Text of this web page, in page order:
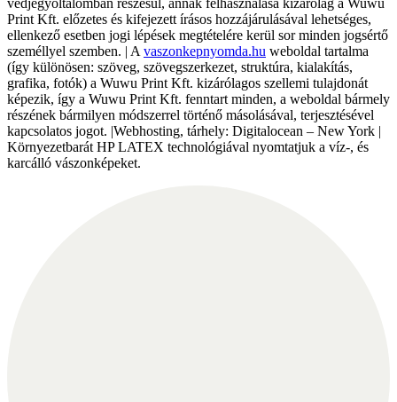
védjegyoltalomban részesül, annak felhasználása kizárólag a Wuwu
Print Kft. előzetes és kifejezett írásos hozzájárulásával lehetséges,
ellenkező esetben jogi lépések megtételére kerül sor minden jogsértő
személlyel szemben. | A vaszonkepnyomda.hu weboldal tartalma
(így különösen: szöveg, szövegszerkezet, struktúra, kialakítás,
grafika, fotók) a Wuwu Print Kft. kizárólagos szellemi tulajdonát
képezik, így a Wuwu Print Kft. fenntart minden, a weboldal bármely
részének bármilyen módszerrel történő másolásával, terjesztésével
kapcsolatos jogot. |Webhosting, tárhely: Digitalocean – New York |
Környezetbarát HP LATEX technológiával nyomtatjuk a víz-, és
karcálló vászonképeket.